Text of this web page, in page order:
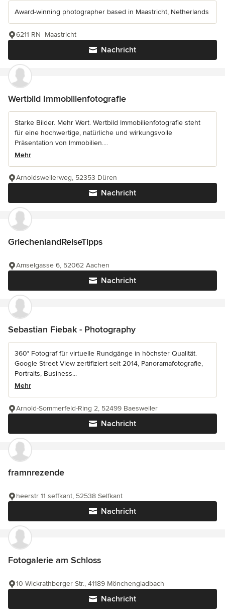
Award-winning photographer based in Maastricht, Netherlands
Nachricht
6211 RN Maastricht
Wertbild Immobilienfotografie
Starke Bilder. Mehr Wert. Wertbild Immobilienfotografie steht
für eine hochwertige, natürliche und wirkungsvolle
Präsentation von Immobilien....
Mehr
Nachricht
Arnoldsweilerweg, 52353 Düren
GriechenlandReiseTipps
Nachricht
Amselgasse 6, 52062 Aachen
Sebastian Fiebak - Photography
360° Fotograf für virtuelle Rundgänge in höchster Qualität.
Google Street View zertifiziert seit 2014, Panoramafotografie,
Portraits, Business...
Mehr
Nachricht
Arnold-Sommerfeld-Ring 2, 52499 Baesweiler
framnrezende
Nachricht
heerstr 11 seffkant, 52538 Selfkant
Fotogalerie am Schloss
Nachricht
10 Wickrathberger Str., 41189 Mönchengladbach